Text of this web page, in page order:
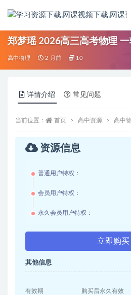
郑梦瑶 2026高三高考物理
高中物理 2 月前 10
详情介绍 常见问题
当前位置： 首页 高中资源 高中
资源信息
普通用户特权：
会员用户特权：
永久会员用户特权：
立即购买
其他信息
有效期 购买后永久有效